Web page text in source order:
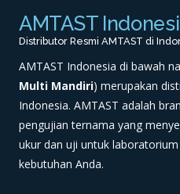
AMTAST
Distributor Resmi AMTAST di
AMTAST Indonesia di bawah
Multi Mandiri) merupakan
Indonesia. AMTAST adalah
pengujian ternama yang
ukur dan uji untuk
kebutuhan Anda.